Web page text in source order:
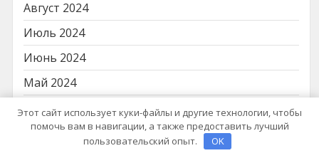
Август 2024
Июль 2024
Июнь 2024
Май 2024
Апрель 2024
Февраль 2024
Этот сайт использует куки-файлы и другие технологии, чтобы
помочь вам в навигации, а также предоставить лучший
пользовательский опыт.
OK